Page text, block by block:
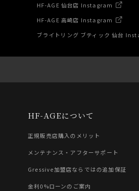
HF-AGE 仙台店 Instagram
HF-AGE 高崎店 Instagram
ブライトリング ブティック 仙台
HF-AGEについて
正規販売店購入のメリット
メンテナンス・アフターサポート
Gressive加盟店ならではの追加保証
金利0%ローンのご案内